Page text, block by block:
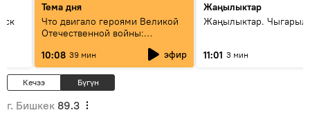
Тема дня
Что двигало героями Великой
Отечественной войны:
Тулебердиева
10:08 39 мин эфир
Жаңылыктар
Жаңылыктар.
11:01 3 мин
Кечээ Бүгүн
г. Бишкек 89.3